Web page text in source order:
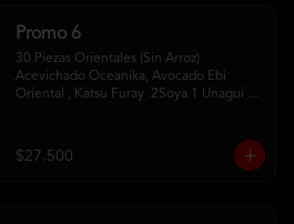
Promo 6
30 Piezas Orientales (Sin Arroz)
Acevichado Oceanika, Avocado Ebi
Oriental , Katsu Furay  2Soya 1 Unagui 2
$27.500